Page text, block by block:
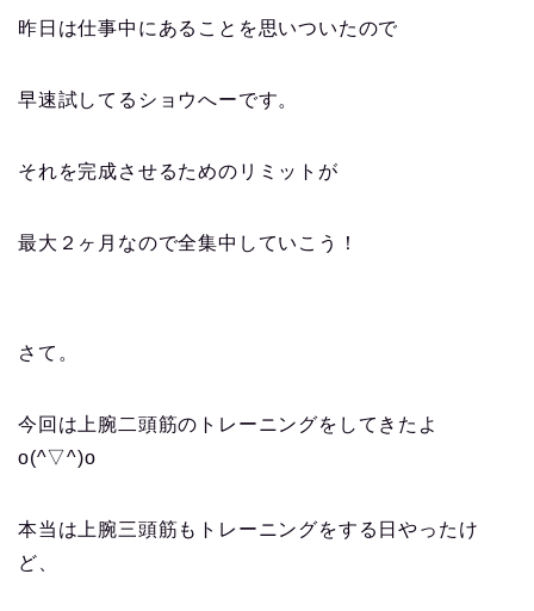
昨日は仕事中にあることを思いついたので
早速試してるショウへーです。
それを完成させるためのリミットが
最大２ヶ月なので全集中していこう！
さて。
今回は上腕二頭筋のトレーニングをしてきたよ
o(^▽^)o
本当は上腕三頭筋もトレーニングをする日やったけ
ど、